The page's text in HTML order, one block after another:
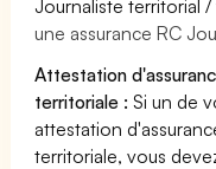
Journaliste territorial
une assurance RC
Attestation
territoriale : Si un de
attestation
territoriale, vous